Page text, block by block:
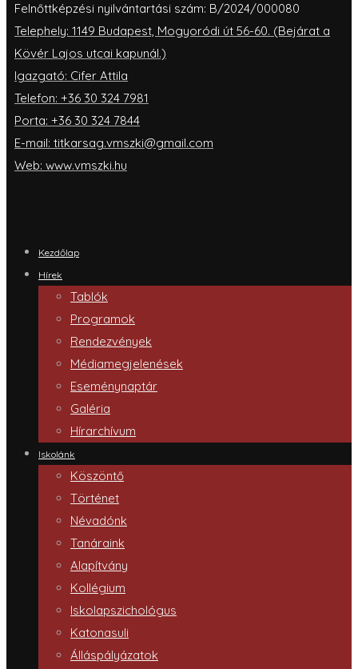
Felnőttképzési nyilvántartási szám: B/2024/000080
Telephely: 1149 Budapest, Mogyoródi út 56-60. (Bejárat a
Kövér Lajos utcai kapunál.)
Igazgató: Cifer Attila
Telefon: +36 30 324 7981
Porta: +36 30 324 7844
E-mail: titkarsag.vmszki@gmail.com
Web: www.vmszki.hu
Kezdőlap
Hírek
Tablók
Programok
Rendezvények
Médiamegjelenések
Eseménynaptár
Galéria
Hírarchívum
Iskolánk
Köszöntő
Történet
Névadónk
Tanáraink
Alapítvány
Kollégium
Iskolapszichológus
Katonasuli
Álláspályázatok